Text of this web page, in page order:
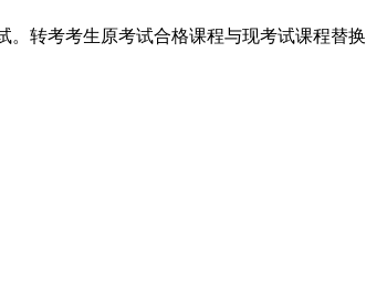
。转考考生原考试合格课程与现考试课程替换